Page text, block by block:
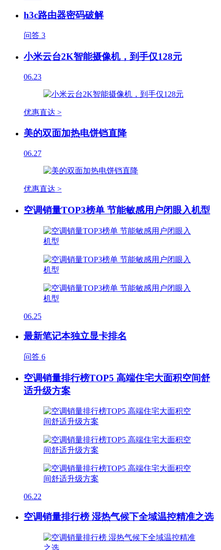
h3c路由器密码破解
问答 3
小米云台2K智能摄像机，到手仅128元
06.23
优惠直达 >
美的双面加热电饼铛直降
06.27
优惠直达 >
空调销量TOP3榜单 节能敏感用户闭眼入机型
06.25
最新笔记本独立显卡排名
问答 6
空调销量排行榜TOP5 高端住宅大面积空间舒
适升级方案
06.22
空调销量排行榜 湿热气候下全域温控精准之选